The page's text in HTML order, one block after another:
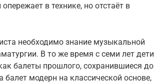
в технике, но отстаёт в
необходимо знание музыкальной
В то же время с семи лет дети
балеты прошлого, сохранившиеся до
балет модерн на классической основе,